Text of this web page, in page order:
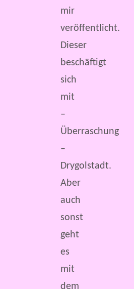
mir
veröffentlicht.
Dieser
beschäftigt
sich
mit
–
Überraschung
–
Drygolstadt.
Aber
auch
sonst
geht
es
mit
dem